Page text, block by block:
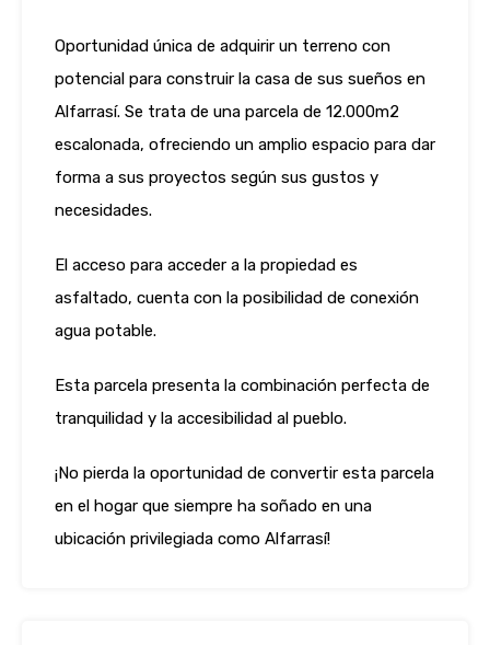
Oportunidad única de adquirir un terreno con
potencial para construir la casa de sus sueños en
Alfarrasí. Se trata de una parcela de 12.000m2
escalonada, ofreciendo un amplio espacio para dar
forma a sus proyectos según sus gustos y
necesidades.
El acceso para acceder a la propiedad es
asfaltado, cuenta con la posibilidad de conexión
agua potable.
Esta parcela presenta la combinación perfecta de
tranquilidad y la accesibilidad al pueblo.
¡No pierda la oportunidad de convertir esta parcela
en el hogar que siempre ha soñado en una
ubicación privilegiada como Alfarrasí!